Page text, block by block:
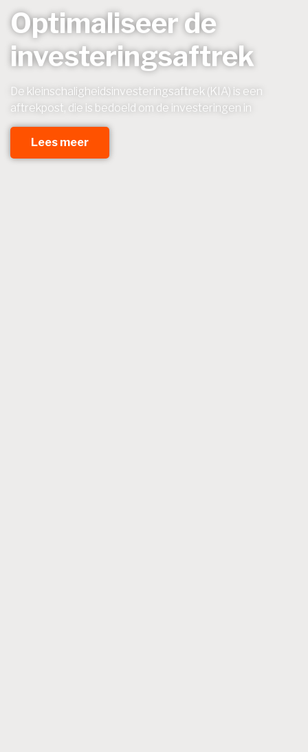
Optimaliseer de
investeringsaftrek
De kleinschaligheidsinvesteringsaftrek (KIA) is een
aftrekpost, die is bedoeld om de investeringen in
Lees meer